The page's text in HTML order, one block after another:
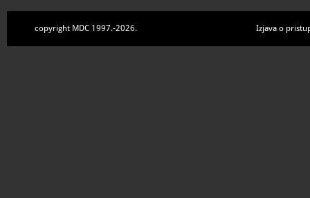
copyright MDC 1997.-2026. Izjava o